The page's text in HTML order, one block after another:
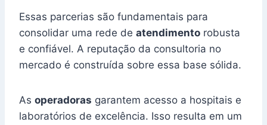
Essas parcerias são fundamentais para
consolidar uma rede de atendimento robusta
e confiável. A reputação da consultoria no
mercado é construída sobre essa base sólida.
As operadoras garantem acesso a hospitais e
laboratórios de excelência. Isso resulta em um